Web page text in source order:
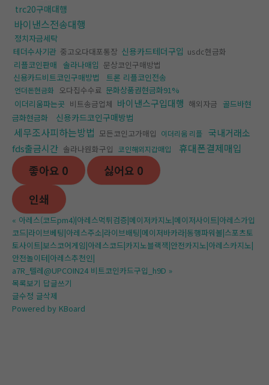
trc20구매대행
바이낸스전송대행
정치자금세탁
테더수사기관 중고오다대포통장 신용카드테더구입 usdc현금화
리플코인판매 솔라나매입 문상코인구매방법
신용카드비트코인구매방법
트론 리플코인전송
언더돈현금화 오다집수수료 문화상품권현금화91%
이더리움파는곳 비트송금업체 바이낸스구입대행 해외자금 골드바현
금화현금화
신용카드코인구매방법
세무조사피하는방법 모든코인고가매입 이더리움 리플 국내거래소
fds출금시간 솔라나원화구입 코인해외지갑매입 휴대폰결제매입
좋아요 0 싫어요 0
인쇄
« 아레스(코드pm4)|아레스먹튀검증|메이저카지노|메이저사이트|아레스가입
코드|라이브베팅|아레스주소|라이브배팅|메이저바카라|동행파워볼|스포츠토
토사이트|보스코어게임|아레스코드|카지노블랙잭|안전카지노|아레스카지노|
안전놀이터|아레스추천인|
a7R_텔레@UPCOIN24 비트코인카드구입_h9D »
목록보기 답글쓰기
글수정 글삭제
Powered by KBoard